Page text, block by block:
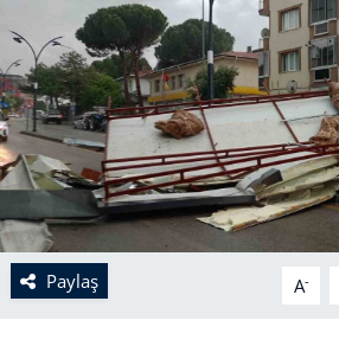
Paylaş A-